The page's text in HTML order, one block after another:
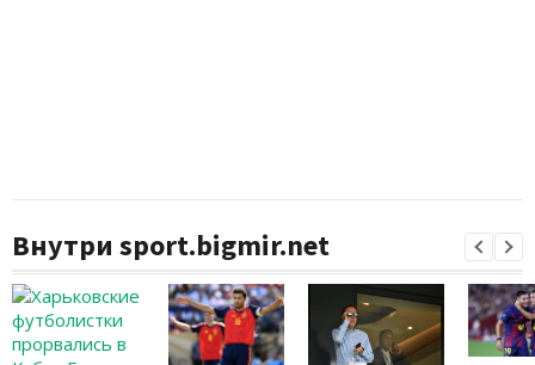
Внутри sport.bigmir.net